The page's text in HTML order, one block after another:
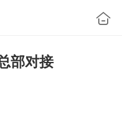
部对接